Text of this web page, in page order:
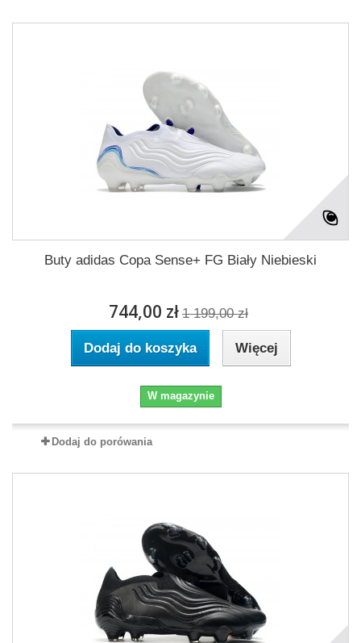
Buty adidas Copa Sense+ FG Biały Niebieski
744,00 zł 1 199,00 zł
Dodaj do koszyka Więcej
W magazynie
Dodaj do porówania